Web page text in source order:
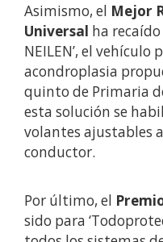
Asimismo, el Mejor
Universal ha recaído
NEILEN’, el vehículo
acondroplasia
quinto de Primaria
esta solución se
volantes ajustables
conductor.
Por último, el
sido para